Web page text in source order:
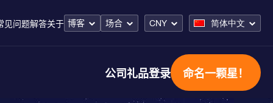
见问题解答关于 博客 场合 CNY 简体中文
公司礼品登录 命名一颗星！